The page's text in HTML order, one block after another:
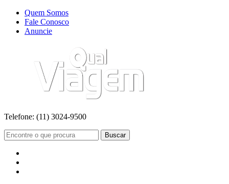
Quem Somos
Fale Conosco
Anuncie
Telefone: (11) 3024-9500
Buscar